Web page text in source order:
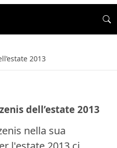
2013
dell’estate 2013
nella sua